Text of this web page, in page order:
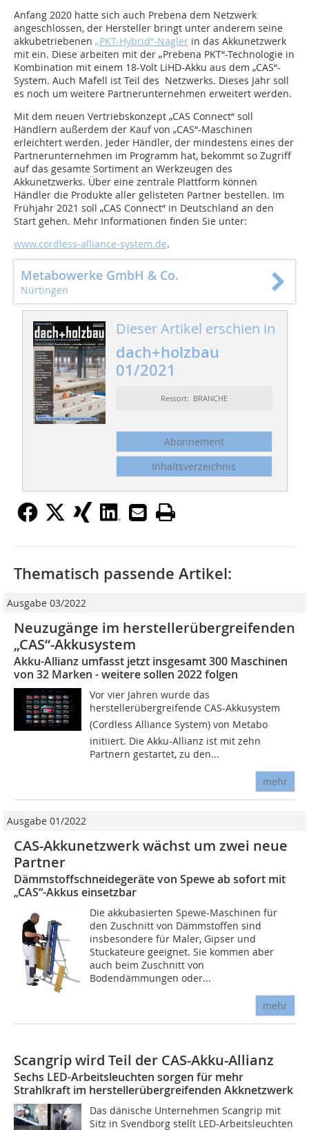
Anfang 2020 hatte sich auch Prebena dem Netzwerk
angeschlossen, der Hersteller bringt unter anderem seine
akkubetriebenen „PKT-Hybrid“-Nagler in das Akkunetzwerk
mit ein. Diese arbeiten mit der „Prebena PKT“-Technologie in
Kombination mit einem 18-Volt LiHD-Akku aus dem „CAS“-
System. Auch Mafell ist Teil des Netzwerks. Dieses Jahr soll
es noch um weitere Partnerunternehmen erweitert werden.
Mit dem neuen Vertriebskonzept „CAS Connect“ soll
Händlern außerdem der Kauf von „CAS“-Maschinen
erleichtert werden. Jeder Händler, der mindestens eines der
Partnerunternehmen im Programm hat, bekommt so Zugriff
auf das gesamte Sortiment an Werkzeugen des
Akkunetzwerks. Über eine zentrale Plattform können
Händler die Produkte aller gelisteten Partner bestellen. Im
Frühjahr 2021 soll „CAS Connect“ in Deutschland an den
Start gehen. Mehr Informationen finden Sie unter:
www.cordless-alliance-system.de.
Metabowerke GmbH & Co.
Nürtingen
Dieser Artikel erschien in
dach+holzbau
01/2021
Ressort: BRANCHE
Abonnement
Inhaltsverzeichnis
Thematisch passende Artikel:
Ausgabe 03/2022
Neuzugänge im herstellerübergreifenden
„CAS“-Akkusystem
Akku-Allianz umfasst jetzt insgesamt 300 Maschinen
von 32 Marken - weitere sollen 2022 folgen
Vor vier Jahren wurde das
herstellerübergreifende CAS-Akkusystem
(Cordless Alliance System) von Metabo
initiiert. Die Akku-Allianz ist mit zehn
Partnern gestartet, zu den...
mehr
Ausgabe 01/2022
CAS-Akkunetzwerk wächst um zwei neue
Partner
Dämmstoffschneidegeräte von Spewe ab sofort mit
„CAS“-Akkus einsetzbar
Die akkubasierten Spewe-Maschinen für
den Zuschnitt von Dämmstoffen sind
insbesondere für Maler, Gipser und
Stuckateure geeignet. Sie kommen aber
auch beim Zuschnitt von
Bodendämmungen oder...
mehr
Scangrip wird Teil der CAS-Akku-Allianz
Sechs LED-Arbeitsleuchten sorgen für mehr
Strahlkraft im herstellerübergreifenden Akknetzwerk
Das dänische Unternehmen Scangrip mit
Sitz in Svendborg stellt LED-Arbeitsleuchten